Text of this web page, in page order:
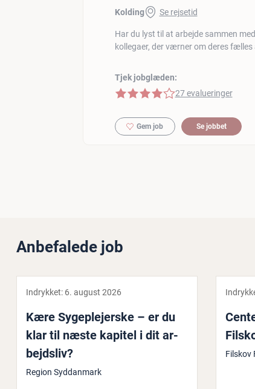
Kolding Se rejsetid
Har du lyst til at arbejde sammen
kollegaer, der værner om deres fælles
Tjek jobglæden:
4 af 5 stjerner
27 evalueringer
Gem job Se jobbet
Anbefalede job
Indrykket: 6. august 2026
Kære Sy­geple­jer­ske – er du
klar til næste kapitel i dit ar­
bejds­liv?
Region Syddanmark
Filskov